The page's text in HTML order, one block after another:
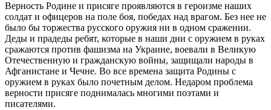
Верность Родине и присяге проявляются в героизме наших
солдат и офицеров на поле боя, победах над врагом. Без нее не
было бы торжества русского оружия ни в одном сражении.
Деды и прадеды ребят, которые в наши дни с оружием в руках
сражаются против фашизма на Украине, воевали в Великую
Отечественную и гражданскую войны, защищали народы в
Афганистане и Чечне. Во все времена защита Родины с
оружием в руках было почетным делом. Недаром проблема
верности присяге поднималась многими поэтами и
писателями.